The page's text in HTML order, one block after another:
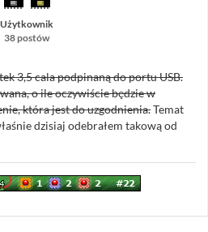
Użytkownik
38 postów
3,5 cala podpinaną do portu USB.
o ile oczywiście będzie w
która jest do uzgodnienia.Temat
dzisiaj odebrałem takową od